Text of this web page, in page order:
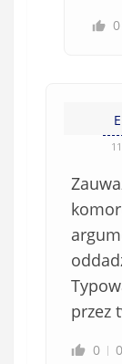
0
przez
0 0